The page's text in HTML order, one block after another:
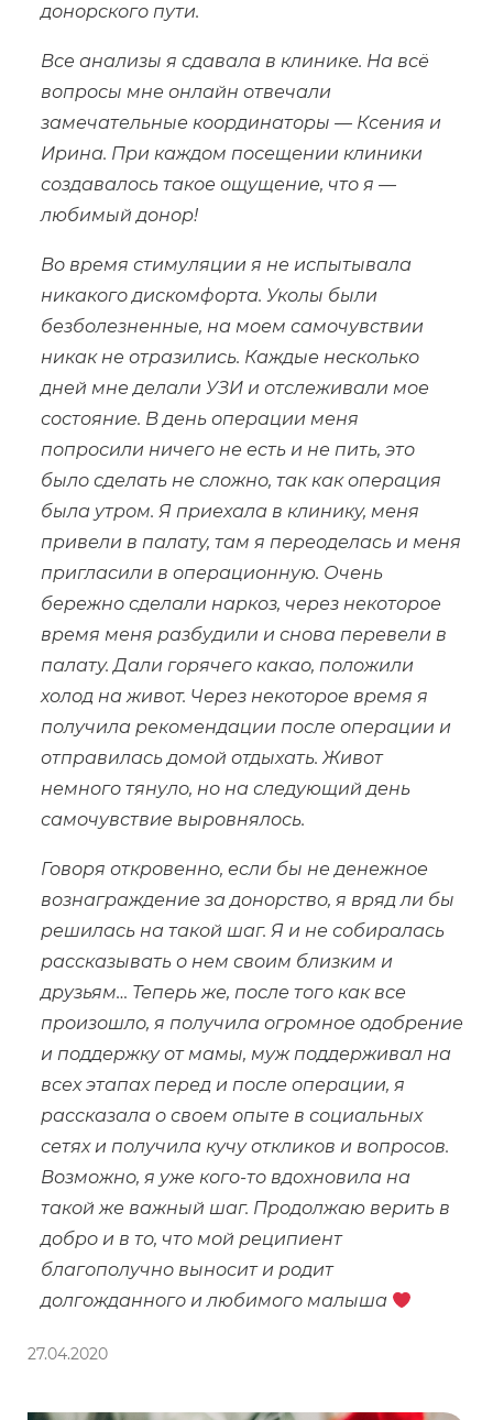
донорского пути.
Все анализы я сдавала в клинике. На всё
вопросы мне онлайн отвечали
замечательные координаторы — Ксения и
Ирина. При каждом посещении клиники
создавалось такое ощущение, что я —
любимый донор!
Во время стимуляции я не испытывала
никакого дискомфорта. Уколы были
безболезненные, на моем самочувствии
никак не отразились. Каждые несколько
дней мне делали УЗИ и отслеживали мое
состояние. В день операции меня
попросили ничего не есть и не пить, это
было сделать не сложно, так как операция
была утром. Я приехала в клинику, меня
привели в палату, там я переоделась и меня
пригласили в операционную. Очень
бережно сделали наркоз, через некоторое
время меня разбудили и снова перевели в
палату. Дали горячего какао, положили
холод на живот. Через некоторое время я
получила рекомендации после операции и
отправилась домой отдыхать. Живот
немного тянуло, но на следующий день
самочувствие выровнялось.
Говоря откровенно, если бы не денежное
вознаграждение за донорство, я вряд ли бы
решилась на такой шаг. Я и не собиралась
рассказывать о нем своим близким и
друзьям… Теперь же, после того как все
произошло, я получила огромное одобрение
и поддержку от мамы, муж поддерживал на
всех этапах перед и после операции, я
рассказала о своем опыте в социальных
сетях и получила кучу откликов и вопросов.
Возможно, я уже кого-то вдохновила на
такой же важный шаг. Продолжаю верить в
добро и в то, что мой реципиент
благополучно выносит и родит
долгожданного и любимого малыша
27.04.2020